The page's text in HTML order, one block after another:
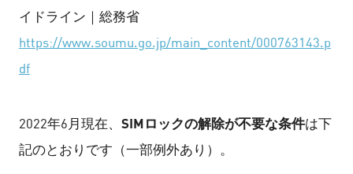
イドライン｜総務省
https://www.soumu.go.jp/main_content/000763143.p
df
2022年6月現在、 SIMロックの解除が不要な条件は下
記のとおりです（一部例外あり）。